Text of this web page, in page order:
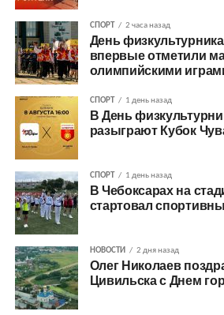
СПОРТ 2 часа назад
День
впервые отметили
олимпийскими
СПОРТ 1 день назад
В День
разыграют Кубок
СПОРТ 1 день назад
В Чебоксарах на
стартовал
НОВОСТИ 2 дня назад
Олег Николаев
Цивильска с Днем